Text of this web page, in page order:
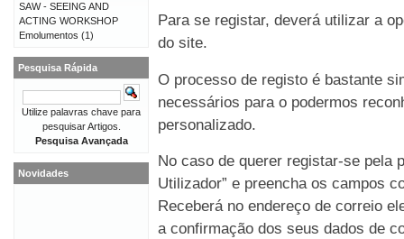
Para se registar, deverá utilizar a
do site.
O processo de registo é bastante
necessários para o podermos
personalizado.
No caso de querer registar-se pela
Utilizador” e preencha os campos
Receberá no endereço de correio
a confirmação dos seus dados de
SAW - SEEING AND
ACTING WORKSHOP
Emolumentos (1)
Pesquisa Rápida
Utilize palavras chave para
pesquisar Artigos.
Pesquisa Avançada
Novidades